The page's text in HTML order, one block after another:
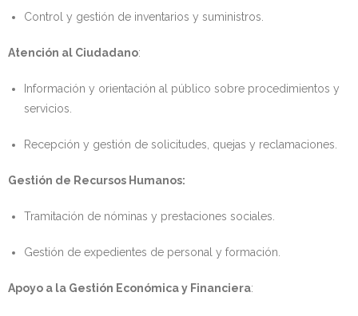
Control y gestión de inventarios y suministros.
Atención al Ciudadano:
Información y orientación al público sobre procedimientos y
servicios.
Recepción y gestión de solicitudes, quejas y reclamaciones.
Gestión de Recursos Humanos:
Tramitación de nóminas y prestaciones sociales.
Gestión de expedientes de personal y formación.
Apoyo a la Gestión Económica y Financiera: